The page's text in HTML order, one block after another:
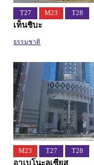
T27 M23 T28
เท็นชิบะ
ธรรมชาติ
M23 T27 T28
อาเบโนะลูเซียส